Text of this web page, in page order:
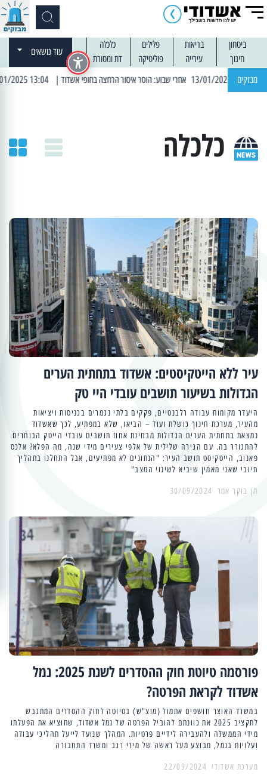
ביטחון בריאות פלילים
כלכלה
חינוך
עירייה פוליטיקה דת ומסורת
עוד נושאים
מבזקים | 13:04 14/01/2025 עובדים בלילות: עבודות קרצוף וריבוד אספלט
כלכלה
עיר ללא הייטקיסטים: אשדוד בתחתית הערים
הגדולות בשיעור תושבים עובדי היי טק
היעדר מקומות עבודה רלבנטיים, פקקים בלתי נגמרים בכניסות ויציאות
מהעיר, מערכת חינוך כושלת ועוד – הביאו, שלא במפתיע, לכך שאשדוד
נמצאת בתחתית הערים הגדולות מבחינת אחוז תושבים עובדי הייטק הבוחרים
להתגורר בה. עם הגירה שלילית של אלפי צעירים מידי שנה, מה הפלא? אלכס
פאנוב, הייטקיסט תושב העיר: "הנתונים לא מפתיעים, אבל התחלנו בתהליך
חיובי שאני מאמין שיביא לשינוי המצב"
30/09/2024
פורסמה טיוטת חוק ההסדרים לשנת 2025: נמל
אשדוד לקראת הפרטה?
במשרד האוצר חושפים אתמול (מוצ"ש) בטיוטה לחוק ההסדרים המתגבש
לתקציב 2025 את כוונתם להוביל הפרטה של נמל אשדוד, שתוציא את הפעלתו
מידי הממשלה ולהעבירה לידיים פרטיות. המהלך שנועד לייעל תהליכי עבודה
ועלויות בנמל, מבוצע מעל ראשה של מירי רגב ומשרד התחבורה
מערכת אשדודי 22/09/2024